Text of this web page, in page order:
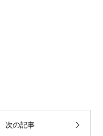
次の記事